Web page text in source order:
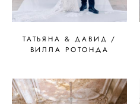
ТАТЬЯНА & ДАВИД /
ВИЛЛА РОТОНДА